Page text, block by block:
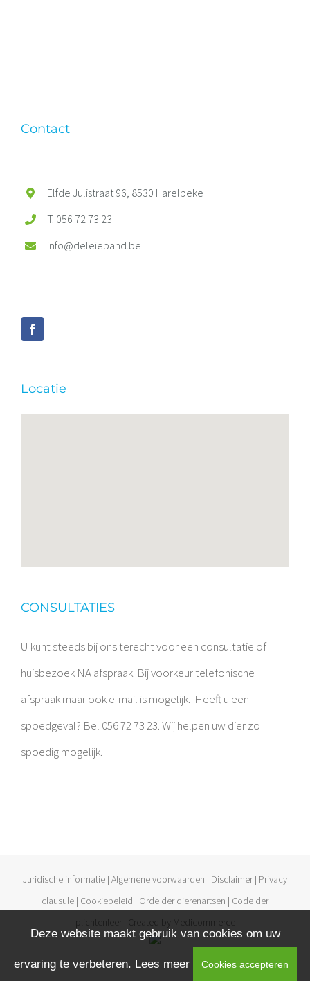
Contact
Elfde Julistraat 96, 8530 Harelbeke
T. 056 72 73 23
info@deleieband.be
Locatie
CONSULTATIES
U kunt steeds bij ons terecht voor een consultatie of
huisbezoek NA afspraak. Bij voorkeur telefonische
afspraak maar ook e-mail is mogelijk. Heeft u een
spoedgeval? Bel 056 72 73 23. Wij helpen uw dier zo
spoedig mogelijk.
Juridische informatie | Algemene voorwaarden | Disclaimer| Privacy
clausule | Cookiebeleid | Orde der dierenartsen | Code der
plichtenleer | Created by Medicommerce
Deze website maakt gebruik van cookies om uw
ervaring te verbeteren. Lees meer Cookies accepteren